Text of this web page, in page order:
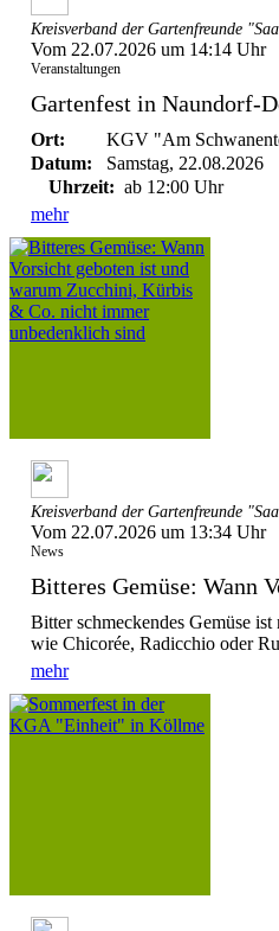
Kreisverband der Gartenfreunde
Vom 22.07.2026 um 14:14 Uhr
Veranstaltungen
Gartenfest in Naundorf-
Ort:
KGV "Am
Datum:
Samstag, 22.08.2026
Uhrzeit: ab 12:00 Uhr
mehr
Kreisverband der Gartenfreunde
Vom 22.07.2026 um 13:34 Uhr
News
Bitteres Gemüse: Wann
Bitter schmeckendes Gemüse
wie Chicorée, Radicchio oder
mehr